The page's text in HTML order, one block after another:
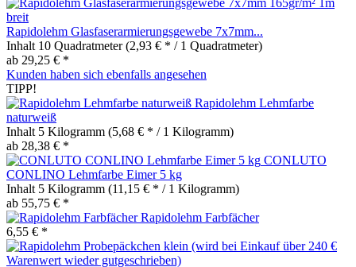
Rapidolehm Glasfaserarmierungsgewebe 7x7mm...
Inhalt 10 Quadratmeter(2,93 € * / 1 Quadratmeter)
ab 29,25 € *
Kunden haben sich ebenfalls angesehen
TIPP!
Rapidolehm Lehmfarbe
naturweiß
Inhalt 5 Kilogramm (5,68 € * / 1 Kilogramm)
ab 28,38 € *
CONLUTO
CONLINO Lehmfarbe Eimer 5 kg
Inhalt 5 Kilogramm (11,15 € * / 1 Kilogramm)
ab 55,75 € *
Rapidolehm Farbfächer
6,55 € *